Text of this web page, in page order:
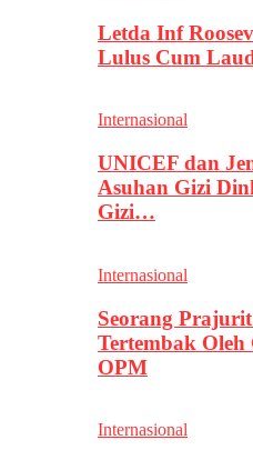
Letda Inf
Lulus Cum
Internasional
UNICEF dan
Asuhan Gizi
Gizi…
Internasional
Seorang
Tertembak
OPM
Internasional